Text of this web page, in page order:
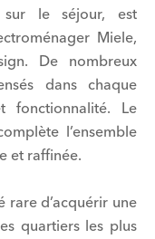
sur le séjour, est
Miele,
De nombreux
dans chaque
fonctionnalité. Le
l’ensemble
et raffinée.
rare d’acquérir une
quartiers les plus